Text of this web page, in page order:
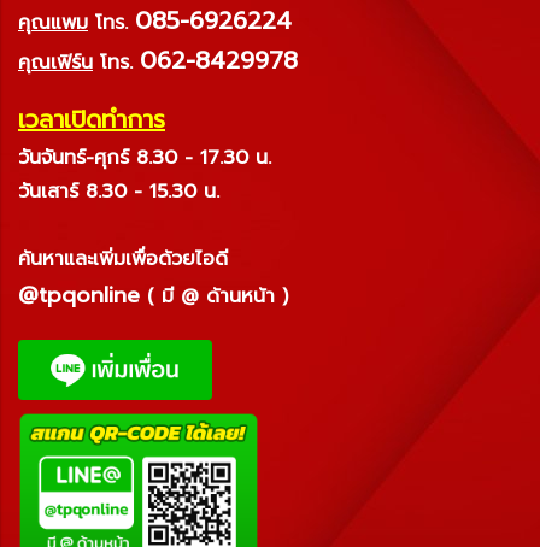
คุณแพม โทร. 085-6926224
คุณเฟิร์น โทร. 062-8429978
เวลาเปิดทำการ
วันจันทร์-ศุกร์ 8.30 - 17.30 น.
วันเสาร์ 8.30 - 15.30 น.
ค้นหาและเพิ่มเพื่อด้วยไอดี
@tpqonline ( มี @ ด้านหน้า )